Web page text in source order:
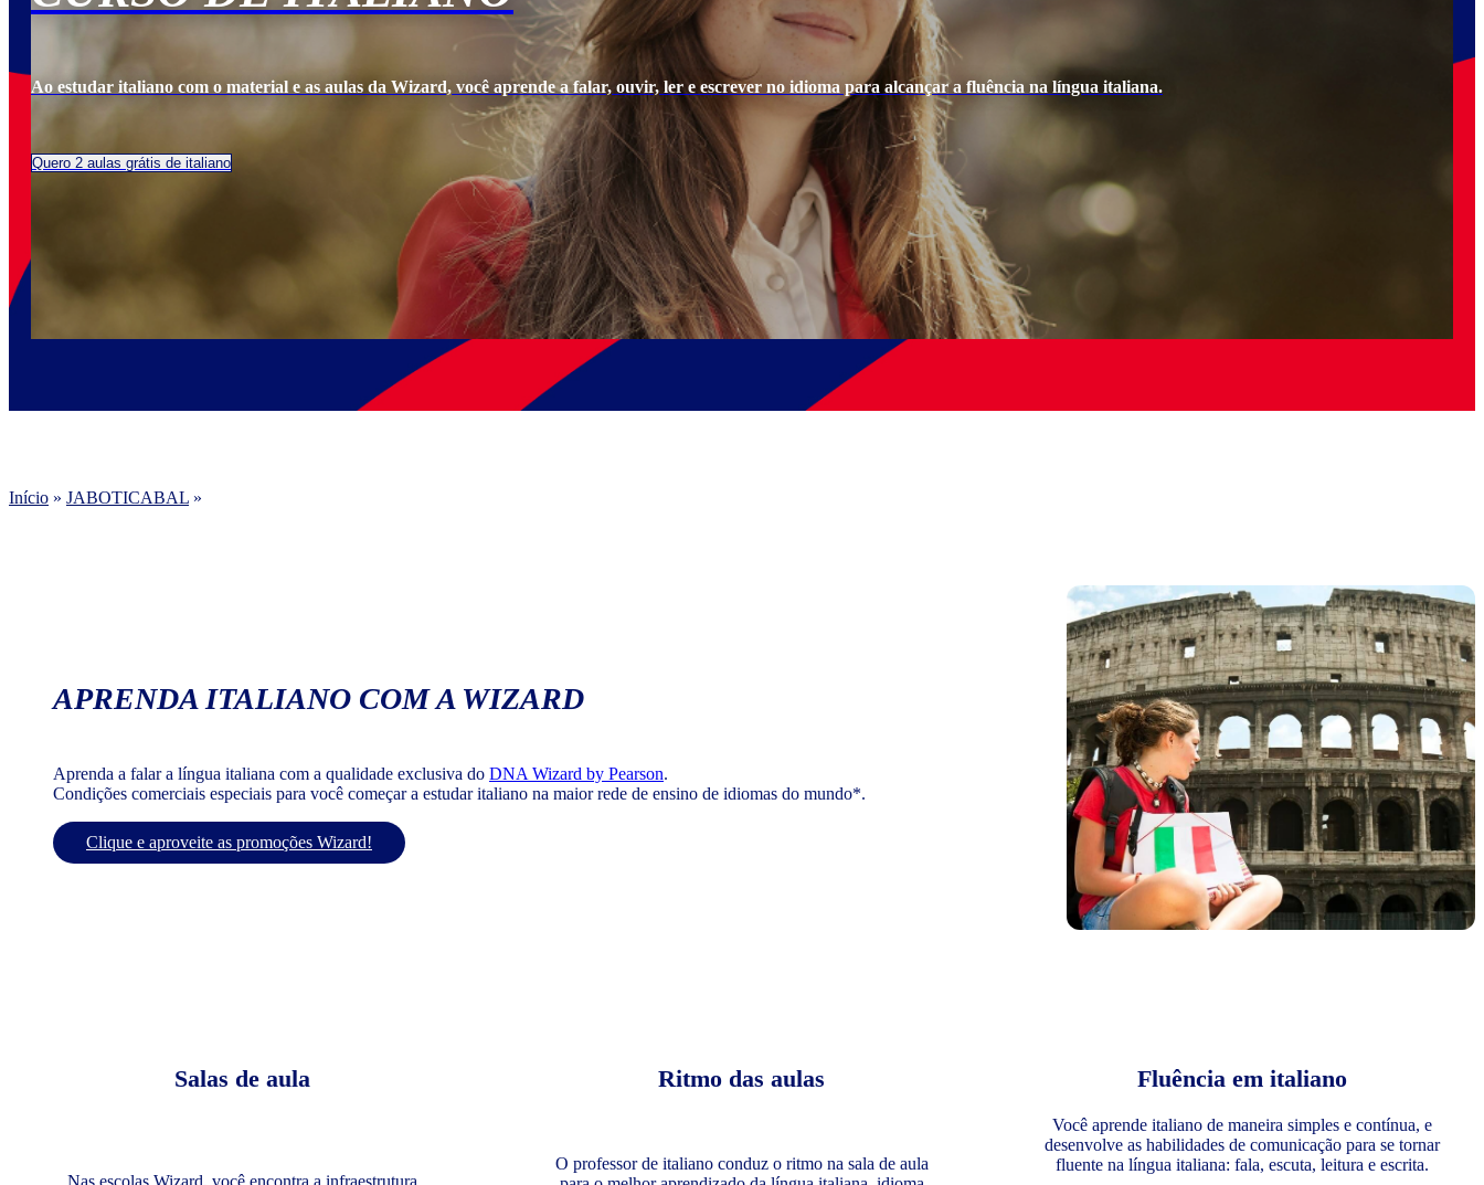
Ao estudar italiano com o material e as aulas da Wizard, você aprende a falar, ouvir, ler e escrever no idioma para alcançar a fluência na língua italiana.
Quero 2 aulas grátis de italiano
Início » JABOTICABAL »
APRENDA ITALIANO COM A WIZARD
Aprenda a falar a língua italiana com a qualidade exclusiva do DNA Wizard by Pearson.
Condições comerciais especiais para você começar a estudar italiano na maior rede de ensino de idiomas do mundo*.
Clique e aproveite as promoções Wizard!
Salas de aula Ritmo das aulas
O professor de italiano conduz o ritmo na sala de aula
Fluência em italiano
Você aprende italiano de maneira simples e contínua, e
desenvolve as habilidades de comunicação para se tornar
fluente na língua italiana: fala, escuta, leitura e escrita.